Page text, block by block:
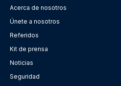
Acerca de nosotros
Únete a nosotros
Referidos
Kit de prensa
Noticias
Seguridad